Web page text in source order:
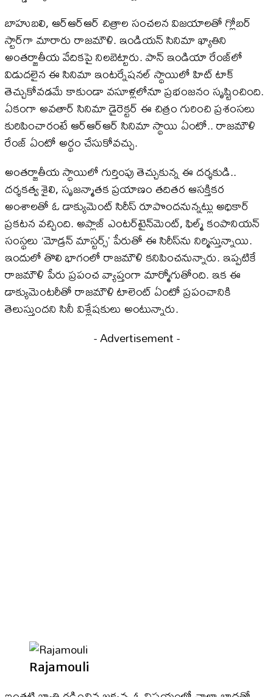
బాహుబలి, ఆర్​ఆర్​ఆర్​ చిత్రాల సంచలన విజయాలతో గ్లోబర్​
స్టార్​గా మారారు రాజమౌళి. ఇండియన్​ సినిమా ఖ్యాతిని
అంతర్జాతీయ వేదికపై నిలబెట్టారు. పాన్ ఇండియా రేంజ్​లో
విడుదలైన ఈ సినిమా ఇంటర్నేషనల్ స్థాయిలో హిట్ టాక్
తెచ్చుకోవడమే కాకుండా వసూళ్లలోనూ ప్రభంజనం సృష్టించింది.
ఏకంగా అవతార్ సినిమా డైరెక్టర్​ ఈ చిత్రం గురించి ప్రశంసలు
కురిపించారంటే ఆర్ఆర్ఆర్ సినిమా స్థాయి ఏంటో.. రాజమౌళి
రేంజ్ ఏంటో అర్థం చేసుకోవచ్చు.
అంతర్జాతీయ స్థాయిలో గుర్తింపు తెచ్చుకున్న ఈ దర్శకుడి..
దర్శకత్వ శైలి, సృజన్మాతక ప్రయాణం తదితర ఆసక్తికర
అంశాలతో ఓ డాక్యుమెంట్‌ సిరీస్‌ రూపొందనున్నట్లు అధికార్
ప్రకటన వచ్చింది. అప్లాజ్‌ ఎంటర్‌టైన్‌మెంట్‌, ఫిల్మ్‌ కంపానియన్‌
సంస్థలు ‘మోడ్రన్‌ మాస్టర్స్‌’ పేరుతో ఈ సిరీస్‌ను నిర్మిస్తున్నాయి.
ఇందులో తొలి భాగంలో రాజమౌళి కనిపించనున్నారు. ఇప్పటికే
రాజమౌళి పేరు ప్రపంచ వ్యాప్తంగా మార్మోగుతోంది. ఇక ఈ
డాక్యుమెంటరీతో రాజమౌళి టాలెంట్ ఏంటో ప్రపంచానికి
తెలుస్తుందని సినీ విశ్లేషకులు అంటున్నారు.
- Advertisement -
Rajamouli